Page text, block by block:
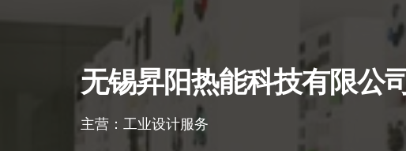
无锡昇阳热能科技有限公司
主营：工业设计服务